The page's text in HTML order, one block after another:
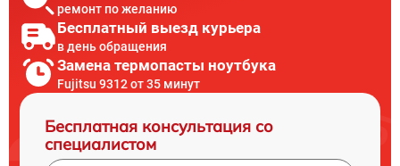
ремонт по желанию
Бесплатный выезд курьера
в день обращения
Замена термопасты ноутбука
Fujitsu 9312 от 35 минут
Бесплатная консультация со
специалистом